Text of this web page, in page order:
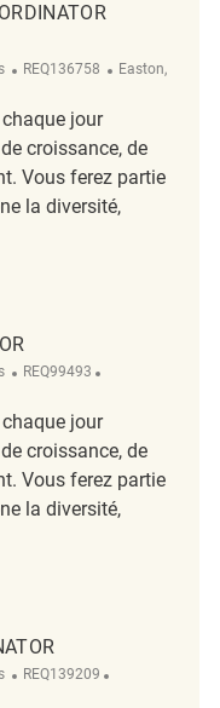
ReqId
REQ136758 Emplacement
Easton,
jour
croissance, de
Vous ferez partie
la diversité,
(Leadership
ReqId
REQ99493
jour
croissance, de
Vous ferez partie
la diversité,
REQ99493
ReqId
REQ139209